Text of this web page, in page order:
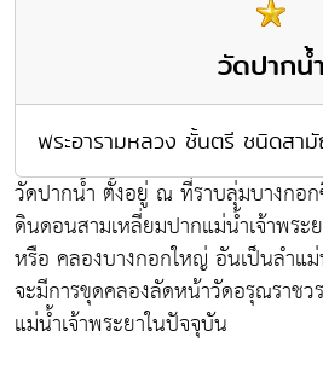
วัดปากน้ำ
พระอารามหลวง ชั้นตรี ชนิดส
วัดปากน้ำ ตั้งอยู่ ณ ที่ราบลุ่มบางกอ
ดินดอนสามเหลี่ยมปากแม่น้ำเจ้าพระ
หรือ คลองบางกอกใหญ่ อันเป็นลำแ
จะมีการขุดคลองลัดหน้าวัดอรุณราชว
แม่น้ำเจ้าพระยาในปัจจุบัน